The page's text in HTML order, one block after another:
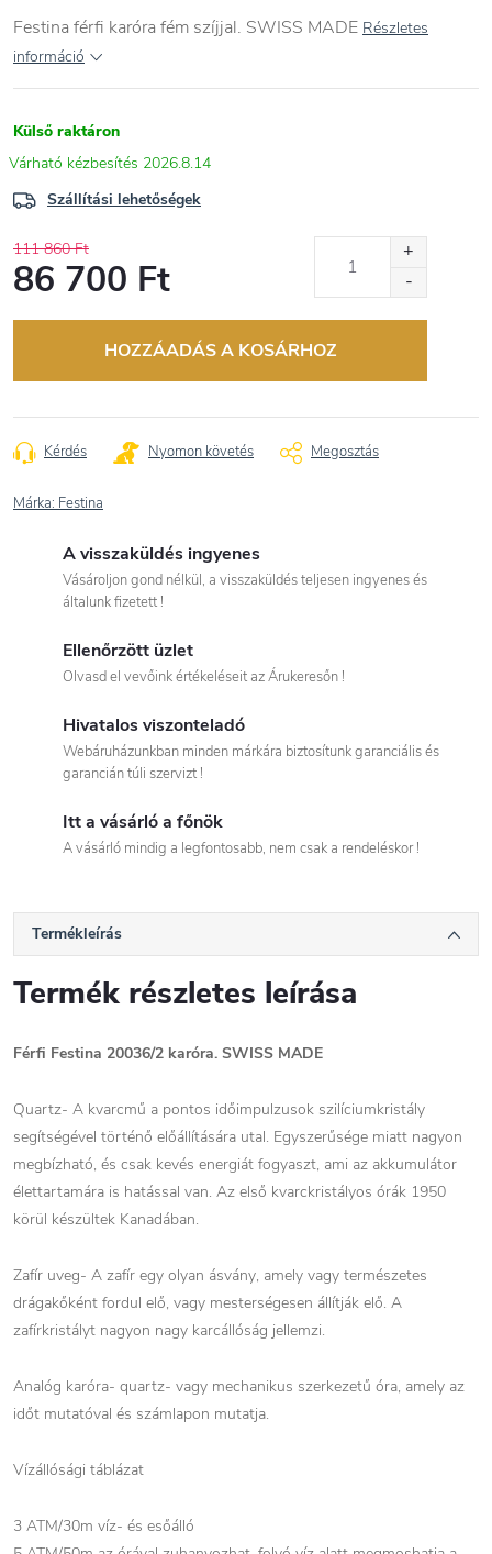
Festina férfi karóra fém szíjjal. SWISS MADE Részletes
információ
Külső raktáron
2026.8.14
Szállítási lehetőségek
111 860 Ft
86 700 Ft
HOZZÁADÁS A KOSÁRHOZ
Kérdés Nyomon követés Megosztás
Márka: Festina
A visszaküldés ingyenes
Vásároljon gond nélkül, a visszaküldés teljesen ingyenes és
általunk fizetett !
Ellenőrzött üzlet
Olvasd el vevőink értékeléseit az Árukeresőn !
Hivatalos viszonteladó
Webáruházunkban minden márkára biztosítunk garanciális és
garancián túli szervizt !
Itt a vásárló a főnök
A vásárló mindig a legfontosabb, nem csak a rendeléskor !
Termékleírás
Termék részletes leírása
Férfi Festina 20036/2 karóra. SWISS MADE
Quartz- A kvarcmű a pontos időimpulzusok szilíciumkristály
segítségével történő előállítására utal. Egyszerűsége miatt nagyon
megbízható, és csak kevés energiát fogyaszt, ami az akkumulátor
élettartamára is hatással van. Az első kvarckristályos órák 1950
körül készültek Kanadában.
Zafír uveg- A zafír egy olyan ásvány, amely vagy természetes
drágakőként fordul elő, vagy mesterségesen állítják elő. A
zafírkristályt nagyon nagy karcállóság jellemzi.
Analóg karóra- quartz- vagy mechanikus szerkezetű óra, amely az
időt mutatóval és számlapon mutatja.
Vízállósági táblázat
3 ATM/30m víz- és esőálló